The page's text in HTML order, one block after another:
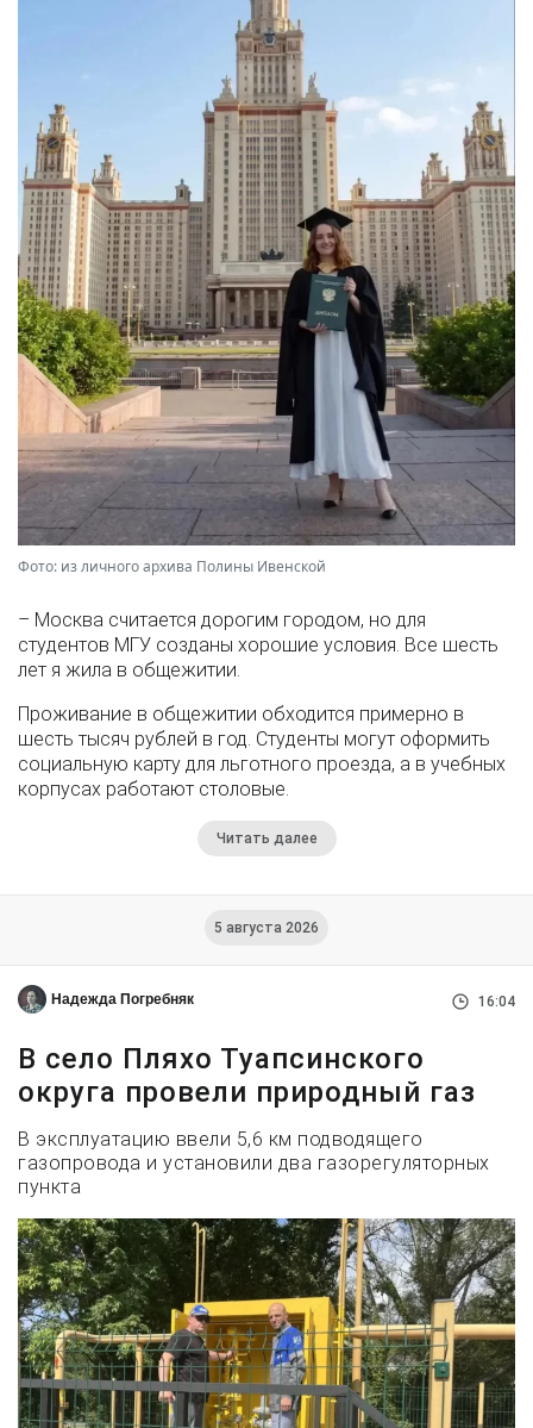
Фото: из личного архива Полины Ивенской
– Москва считается дорогим городом, но для
студентов МГУ созданы хорошие условия. Все шесть
лет я жила в общежитии.
Проживание в общежитии обходится примерно в
шесть тысяч рублей в год. Студенты могут оформить
социальную карту для льготного проезда, а в учебных
корпусах работают столовые.
Читать далее
5 августа 2026
Надежда Погребняк 16:04
В село Пляхо Туапсинского
округа провели природный газ
В эксплуатацию ввели 5,6 км подводящего
газопровода и установили два газорегуляторных
пункта